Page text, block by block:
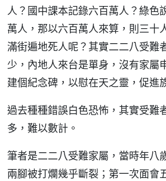
人？國中課本記錄六百萬人？綠色
萬人，那以六百萬人來算，則三十
滿街遍地死人呢？其實二二八受難
少，內地人來台是單身，沒有家屬
建個紀念碑，以慰在天之靈，促進
過去種種錯誤白色恐怖，其實受難
多，難以數計。
筆者是二二八受難家屬，當時年八
兩腳被打爛幾乎斷裂；第一次面會